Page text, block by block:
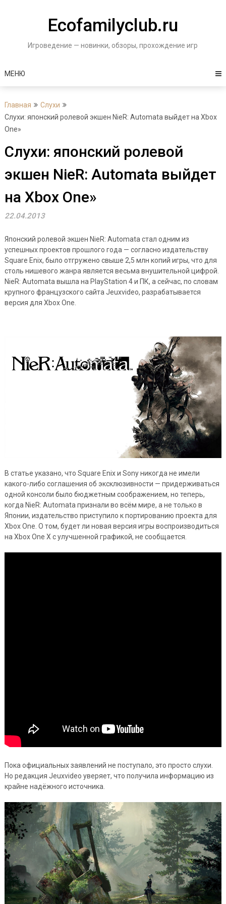
Ecofamilyclub.ru
Игроведение — новинки, обзоры, прохождение игр
МЕНЮ
Главная
Слухи
Слухи: японский ролевой экшен NieR: Automata выйдет на Xbox
One»
Слухи: японский ролевой
экшен NieR: Automata выйдет
на Xbox One»
22.04.2013
Японский ролевой экшен NieR: Automata стал одним из
успешных проектов прошлого года — согласно издательству
Square Enix, было отгружено свыше 2,5 млн копий игры, что для
столь нишевого жанра является весьма внушительной цифрой.
NieR: Automata вышла на PlayStation 4 и ПК, а сейчас, по словам
крупного французского сайта Jeuxvideo, разрабатывается
версия для Xbox One.
В статье указано, что Square Enix и Sony никогда не имели
какого-либо соглашения об эксклюзивности — придерживаться
одной консоли было бюджетным соображением, но теперь,
когда NieR: Automata признали во всём мире, а не только в
Японии, издательство приступило к портированию проекта для
Xbox One. О том, будет ли новая версия игры воспроизводиться
на Xbox One X с улучшенной графикой, не сообщается.
Пока официальных заявлений не поступало, это просто слухи.
Но редакция Jeuxvideo уверяет, что получила информацию из
крайне надёжного источника.